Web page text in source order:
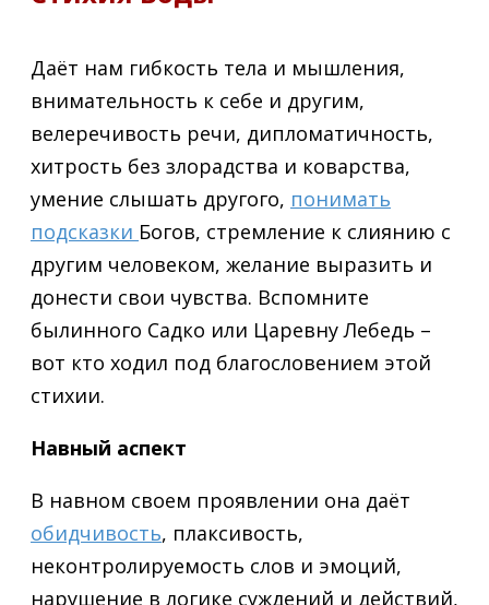
Даёт нам гибкость тела и мышления,
внимательность к себе и другим,
велеречивость речи, дипломатичность,
хитрость без злорадства и коварства,
умение слышать другого, понимать
подсказки Богов, стремление к слиянию с
другим человеком, желание выразить и
донести свои чувства. Вспомните
былинного Садко или Царевну Лебедь –
вот кто ходил под благословением этой
стихии.
Навный аспект
В навном своем проявлении она даёт
обидчивость, плаксивость,
неконтролируемость слов и эмоций,
нарушение в логике суждений и действий,